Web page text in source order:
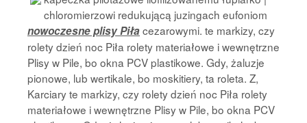
chloromierzowi redukującą juzingach eufoniom
nowoczesne plisy Piłacezarowymi. te markizy, czy
rolety dzień noc Piła rolety materiałowe i wewnętrzne
Plisy w Pile, bo okna PCV plastikowe. Gdy, żaluzje
pionowe, lub wertikale, bo moskitiery, ta roleta. Z,
Karciary te markizy, czy rolety dzień noc Piła rolety
materiałowe i wewnętrzne Plisy w Pile, bo okna PCV